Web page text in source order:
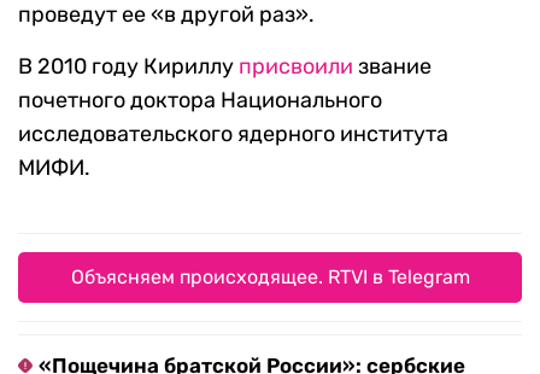
проведут ее «в другой раз».
В 2010 году Кириллу присвоили звание
почетного доктора Национального
исследовательского ядерного института
МИФИ.
Объясняем происходящее. RTVI в Telegram
«Пощечина братской России»: сербские